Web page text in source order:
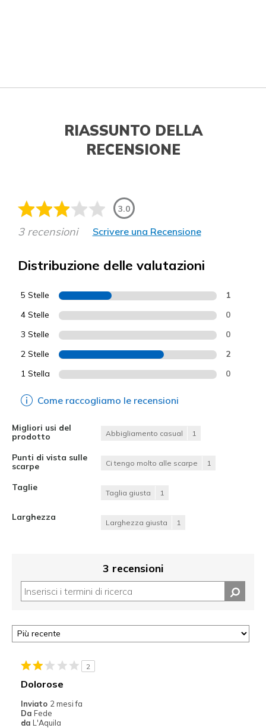
RIASSUNTO DELLA
RECENSIONE
3.0
3 recensioni Scrivere una Recensione
Distribuzione delle valutazioni
5 Stelle 1
4 Stelle 0
3 Stelle 0
2 Stelle 2
1 Stella 0
Come raccogliamo le recensioni
Migliori usi del
prodotto
Abbigliamento casual 1
Punti di vista sulle
scarpe
Ci tengo molto alle scarpe 1
Taglie
Taglia giusta 1
Larghezza
Larghezza giusta 1
3 recensioni
2
Dolorose
Inviato 2 mesi fa
Da Fede
da L'Aquila